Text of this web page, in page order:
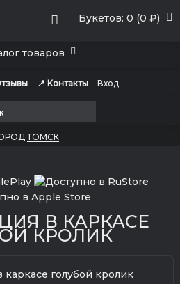
Букетов: 0 (0 ₽)
товаров
📍 Контакты Вход
ТОМСК
В КАРКАСЕ
КРОЛИК